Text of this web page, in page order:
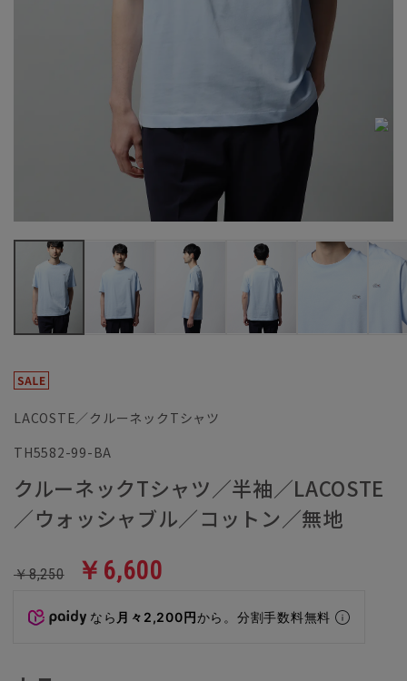
LACOSTE／クルーネックTシャツ
TH5582-99-BA
クルーネックTシャツ／半袖／LACOSTE
／ウォッシャブル／コットン／無地
￥8,250 ￥6,600
なら 月々2,200円から。分割手数料無料